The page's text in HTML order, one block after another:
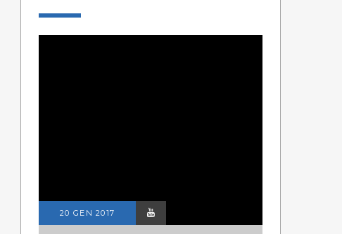
20 GEN 2017